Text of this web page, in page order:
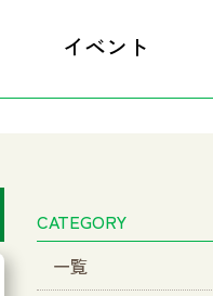
イベント
CATEGORY
一覧